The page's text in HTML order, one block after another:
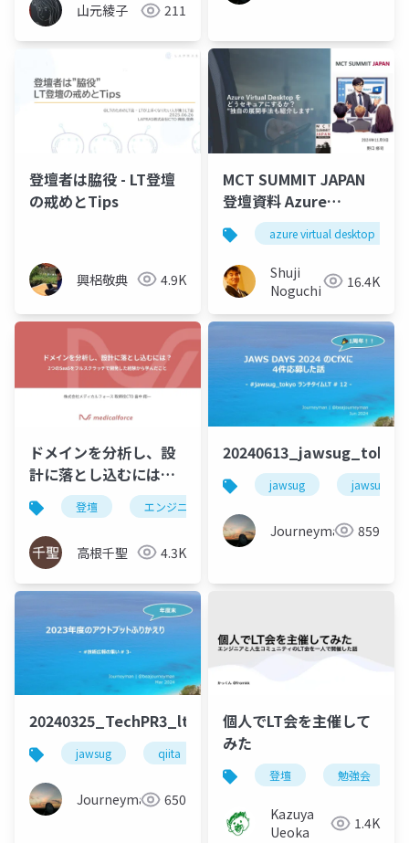
山元綾子 211
登壇者は脇役 - LT登壇
の戒めとTips
興梠敬典 4.9K
MCT SUMMIT JAPAN
登壇資料 Azure
Virtual Desktop をど
うセキュアにするか
azure virtual desktop
Shuji
Noguchi
16.4K
ドメインを分析し、設
計に落とし込むには？
2つのSaaSをフルスク
ラッチで開発した経験
から学んだこと
登壇 エンジニア
高根千聖 4.3K
jawsug
Journeyman 859
20240325_TechPR3_lt_beajouneyman
jawsug qiita 登壇
Journeyman 650
個人でLT会を主催して
みた
登壇 勉強会
Kazuya
Ueoka
1.4K